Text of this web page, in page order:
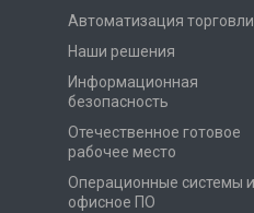
Автоматизация торговли
Наши решения
Информационная
безопасность
Отечественное готовое
рабочее место
Операционные системы и
офисное ПО